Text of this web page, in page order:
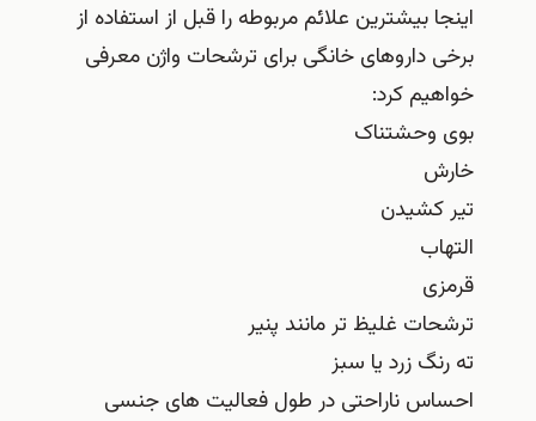
اینجا بیشترین علائم مربوطه را قبل از استفاده از
برخی داروهای خانگی برای ترشحات واژن معرفی
خواهیم کرد:
بوی وحشتناک
خارش
تیر کشیدن
التهاب
قرمزی
ترشحات غلیظ تر مانند پنیر
ته رنگ زرد یا سبز
احساس ناراحتی در طول فعالیت های جنسی